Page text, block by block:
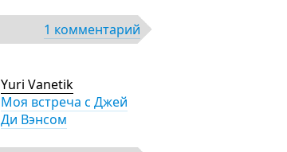
1 комментарий
Yuri Vanetik
Моя встреча с Джей
Ди Вэнсом